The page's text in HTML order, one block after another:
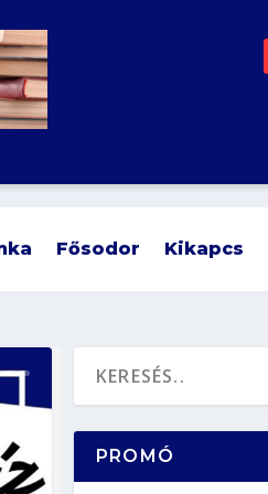
Fősodor Kikapcs
PROMÓ